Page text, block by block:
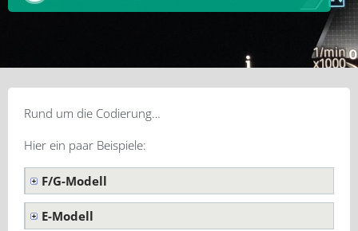
Rund um die Codierung…
Hier ein paar Beispiele:
F/G-Modell
E-Modell